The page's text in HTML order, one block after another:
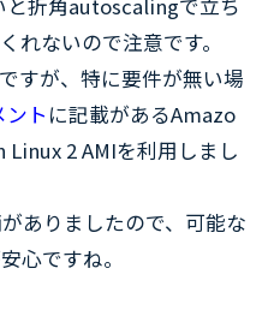
と折角autoscalingで立ち
れないので注意です。
すが、特に要件が無い場
ト に記載があるAmazo
2 AMIを利用しまし
ありましたので、可能な
心ですね。